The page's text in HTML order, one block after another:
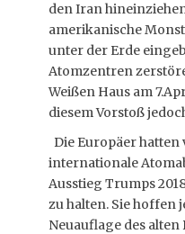
den Iran
amerikanische
unter der Erde
Atomzentren
Weißen Haus am
diesem Vorstoß
Die Europäer
internationale
Ausstieg Trumps
zu halten. Sie hoffen
Neuauflage des alten